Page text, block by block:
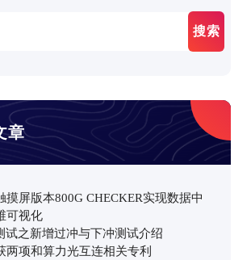
章
摸屏版本800G CHECKER实现数据中
可视化
试之新增过冲与下冲测试介绍
两项和算力光互连相关专利